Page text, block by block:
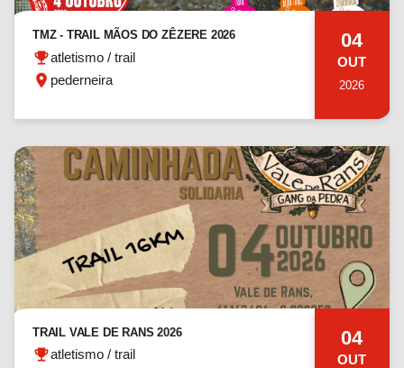
TMZ - TRAIL MÃOS DO ZÊZERE 2026
atletismo / trail
pederneira
04
OUT
2026
TRAIL VALE DE RANS 2026
atletismo / trail
04
OUT